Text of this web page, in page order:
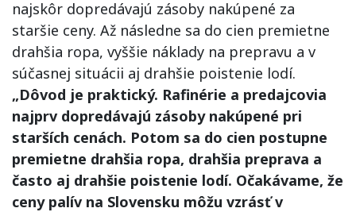
najskôr dopredávajú zásoby nakúpené za
staršie ceny. Až následne sa do cien premietne
drahšia ropa, vyššie náklady na prepravu a v
súčasnej situácii aj drahšie poistenie lodí.
„Dôvod je praktický. Rafinérie a predajcovia
najprv dopredávajú zásoby nakúpené pri
starších cenách. Potom sa do cien postupne
premietne drahšia ropa, drahšia preprava a
často aj drahšie poistenie lodí. Očakávame, že
ceny palív na Slovensku môžu vzrásť v